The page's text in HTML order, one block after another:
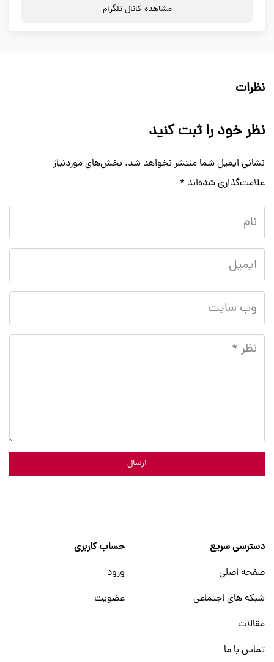
مشاهده کانال تلگرام
نظرات
نظر خود را ثبت کنید
نشانی ایمیل شما منتشر نخواهد شد. بخش‌های موردنیاز
علامت‌گذاری شده‌اند *
ارسال
دسترسی سریع
صفحه اصلی
شبکه های اجتماعی
مقالات
تماس با ما
حساب کاربری
ورود
عضویت